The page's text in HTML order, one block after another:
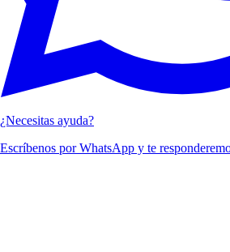
¿Necesitas ayuda?
Escríbenos por WhatsApp y te